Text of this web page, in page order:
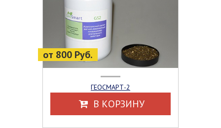
от 800 Руб.
ГЕОСМАРТ-2
В КОРЗИНУ